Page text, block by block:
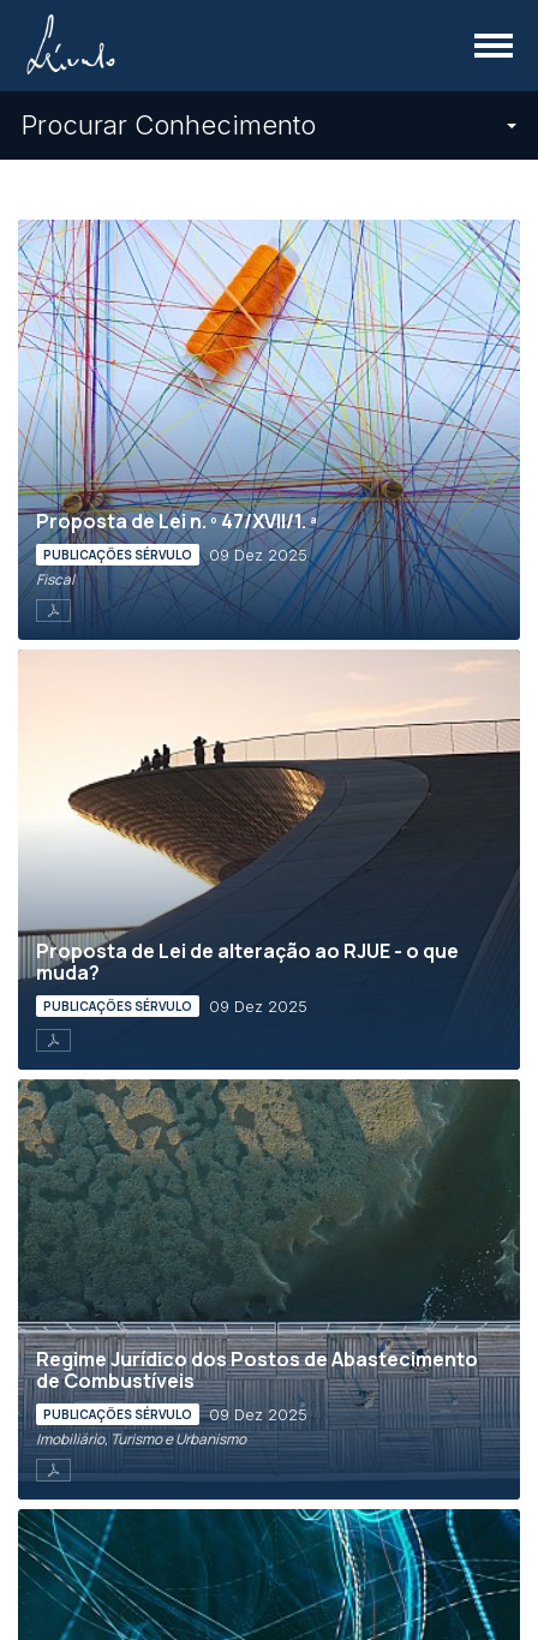
Menu
Procurar Conhecimento
Proposta de Lei n. º 47/XVII/1. ª
PUBLICAÇÕES SÉRVULO 09 Dez 2025
Fiscal
Proposta de Lei de alteração ao RJUE - o que
muda?
PUBLICAÇÕES SÉRVULO 09 Dez 2025
Regime Jurídico dos Postos de Abastecimento
de Combustíveis
PUBLICAÇÕES SÉRVULO 09 Dez 2025
Imobiliário, Turismo e Urbanismo